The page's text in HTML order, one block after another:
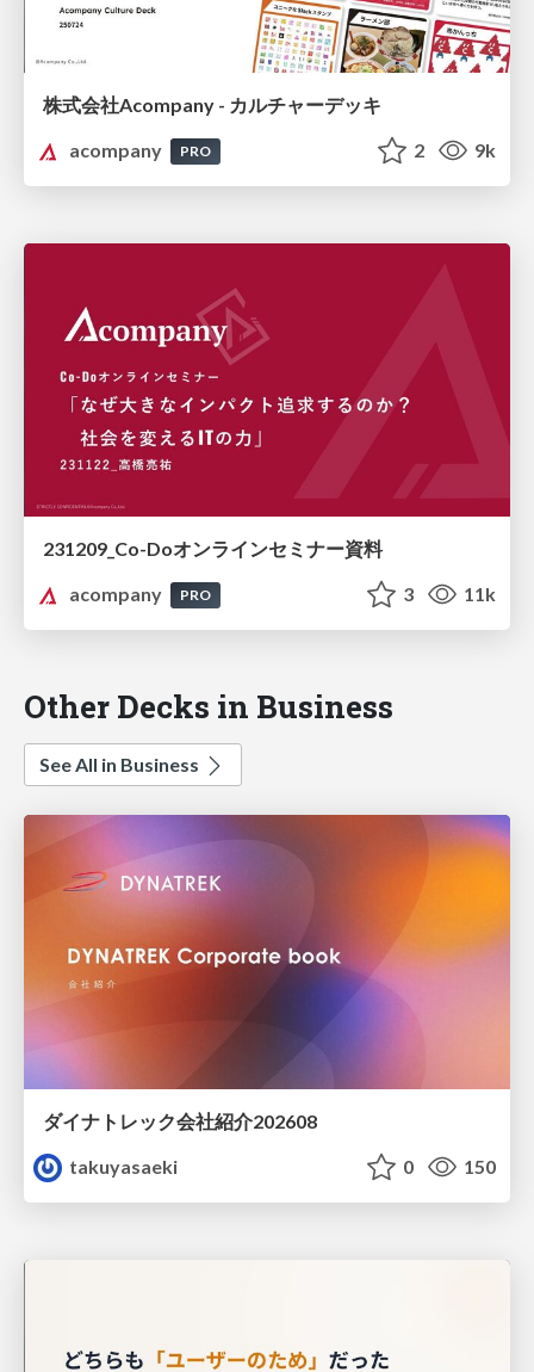
株式会社Acompany - カルチャーデッキ
acompany
PRO 2 9k
231209_Co-Doオンラインセミナー資料
acompany
PRO 3 11k
Other Decks in Business
See All in Business
ダイナトレック会社紹介202608
takuyasaeki
0 150